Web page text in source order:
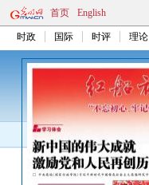
首页 English
时政 国际 时评 理论